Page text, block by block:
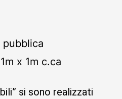
pubblica
x 1m c.ca
si sono realizzati